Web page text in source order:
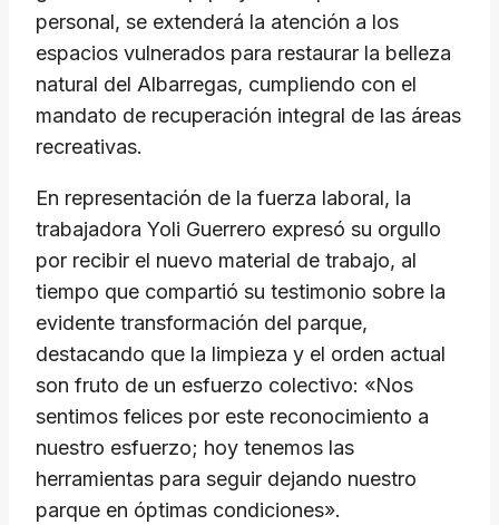
personal, se extenderá la atención a los
espacios vulnerados para restaurar la belleza
natural del Albarregas, cumpliendo con el
mandato de recuperación integral de las áreas
recreativas.
En representación de la fuerza laboral, la
trabajadora Yoli Guerrero expresó su orgullo
por recibir el nuevo material de trabajo, al
tiempo que compartió su testimonio sobre la
evidente transformación del parque,
destacando que la limpieza y el orden actual
son fruto de un esfuerzo colectivo: «Nos
sentimos felices por este reconocimiento a
nuestro esfuerzo; hoy tenemos las
herramientas para seguir dejando nuestro
parque en óptimas condiciones».